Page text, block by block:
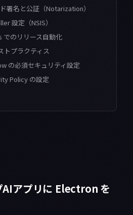
署名と公証（Notarization）
設定（NSIS）
でのリリース自動化
トプラクティス
の必須セキュリティ設定
Policy の設定
AIアプリに Electron を